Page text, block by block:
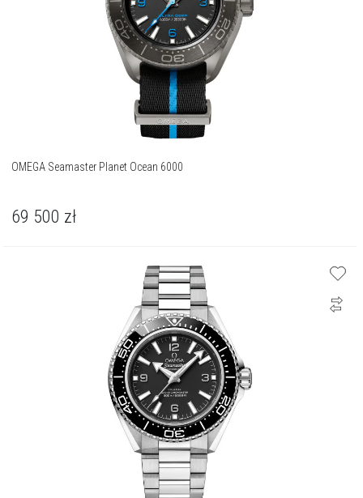
OMEGA Seamaster Planet Ocean 6000
69 500 zł